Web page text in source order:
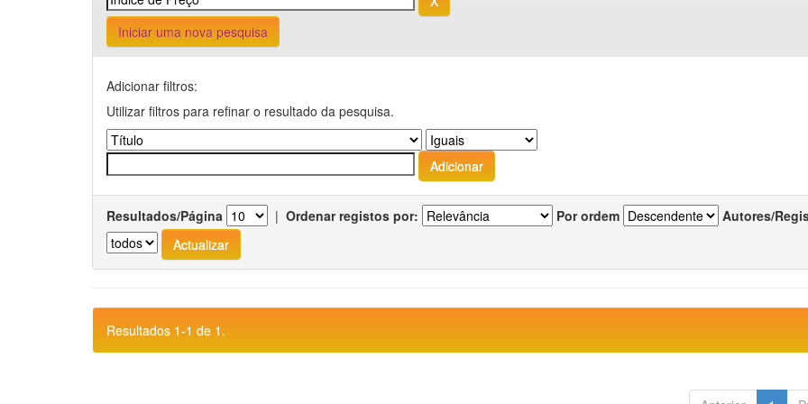
Iniciar uma nova pesquisa
Adicionar filtros:
Utilizar filtros para refinar o resultado da pesquisa.
Resultados/Página | Ordenar registos por: Por ordem Autores/
Resultados 1-1 de 1.